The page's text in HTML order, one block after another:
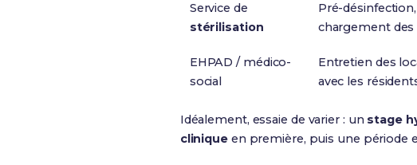
Service de
stérilisation
Pré-
chargement des
EHPAD / médico-
social
Entretien des
avec les
Idéalement, essaie de varier : un stage
cliniqueen première, puis une période